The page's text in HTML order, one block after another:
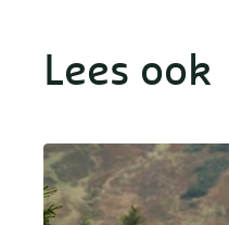
Lees ook